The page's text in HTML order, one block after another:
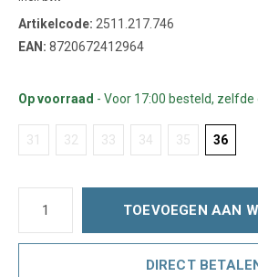
Artikelcode: 2511.217.746
EAN: 8720672412964
Op voorraad - Voor 17:00 besteld, zelfde
31 32 33 34 35 36
TOEVOEGEN AAN
DIRECT